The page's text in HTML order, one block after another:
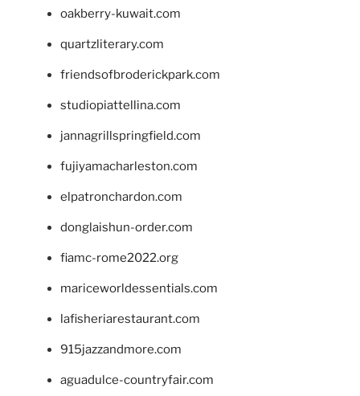
oakberry-kuwait.com
quartzliterary.com
friendsofbroderickpark.com
studiopiattellina.com
jannagrillspringfield.com
fujiyamacharleston.com
elpatronchardon.com
donglaishun-order.com
fiamc-rome2022.org
mariceworldessentials.com
lafisheriarestaurant.com
915jazzandmore.com
aguadulce-countryfair.com